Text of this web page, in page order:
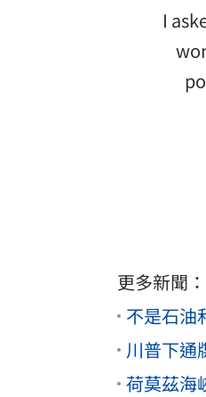
I
更多新聞：
不是石油
川普下通
荷莫茲海